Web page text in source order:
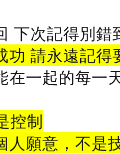
下次記得別錯
功 請永遠記得
在一起的每一
控制
人願意，不是